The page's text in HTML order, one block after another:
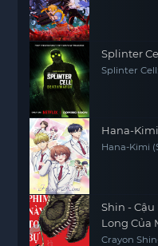
Splinter
Splinter
Hana-
Hana-Kimi
Shin -
Long Của
Crayon